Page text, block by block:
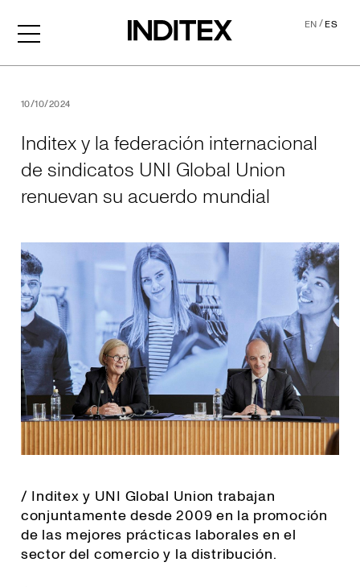
EN/ES
10/10/2024
Inditex y la federación internacional
de sindicatos UNI Global Union
renuevan su acuerdo mundial
/ Inditex y UNI Global Union trabajan
conjuntamente desde 2009 en la promoción
de las mejores prácticas laborales en el
sector del comercio y la distribución.